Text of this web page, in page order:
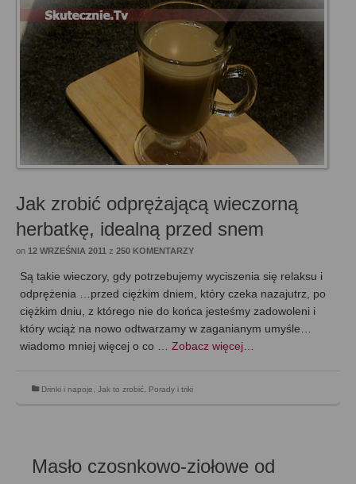
Jak zrobić odprężającą wieczorną
herbatkę, idealną przed snem
on 12 WRZEŚNIA 2011 z 250 KOMENTARZY
Są takie wieczory, gdy potrzebujemy wyciszenia się relaksu i
odprężenia …przed ciężkim dniem, który czeka nazajutrz, po
ciężkim dniu, z którego nie do końca jesteśmy zadowoleni i
który wciąż na nowo odtwarzamy w zaganianym umyśle…
wiadomo mniej więcej o co … Zobacz więcej…
Drinki i napoje Jak to zrobić Porady i triki
Masło czosnkowo-ziołowe od